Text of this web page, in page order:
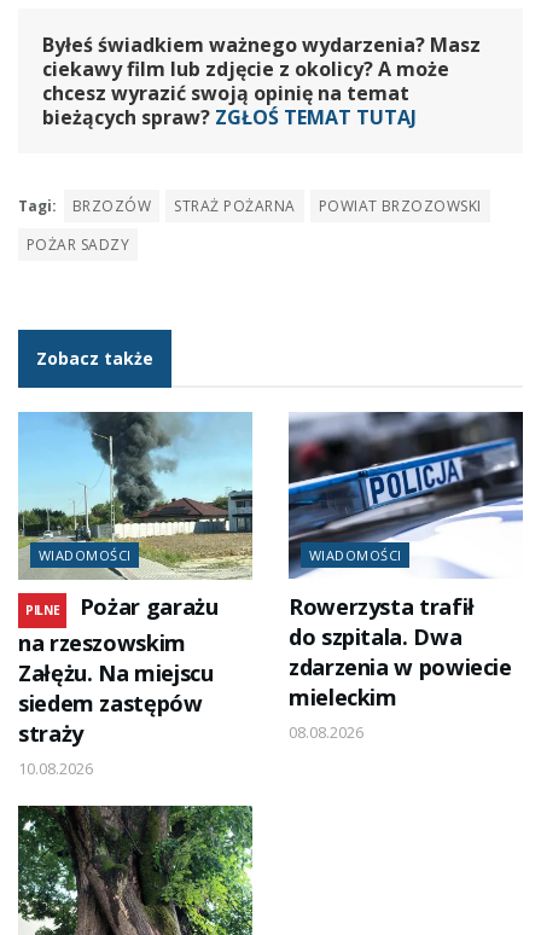
Byłeś świadkiem ważnego wydarzenia? Masz
ciekawy film lub zdjęcie z okolicy? A może
chcesz wyrazić swoją opinię na temat
bieżących spraw? ZGŁOŚ TEMAT TUTAJ
Tagi: BRZOZÓW STRAŻ POŻARNA
POWIAT BRZOZOWSKI
POŻAR SADZY
Zobacz także
WIADOMOŚCI
PILNE
Pożar garażu
na rzeszowskim
Załężu. Na miejscu
siedem zastępów
straży
10.08.2026
WIADOMOŚCI
Rowerzysta trafił
do szpitala. Dwa
zdarzenia w powiecie
mieleckim
08.08.2026